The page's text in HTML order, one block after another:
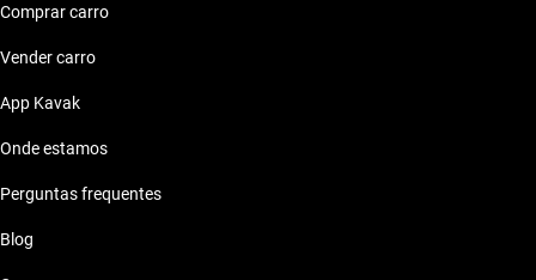
Comprar carro
Vender carro
App Kavak
Onde estamos
Perguntas frequentes
Blog